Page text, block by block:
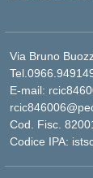
Via Bruno
E-mail:
Cod. Fisc.
Codice IPA: